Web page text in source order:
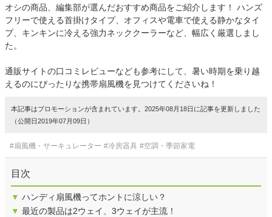
オシの商品、編集部が選んだおすすめ商品をご紹介します！ ハンズ
フリーで使える首掛けタイプ、オフィスや電車で使える静かなタイ
プ、キンキンに冷える強力ネッククーラーなど、幅広く厳選しまし
た。
通販サイトの口コミレビューなども参考にして、暑い時期を乗り越
えるのにぴったりな携帯扇風機を見つけてくださいね！
本記事はプロモーションが含まれています。2025年08月18日に記事を更新しました
（公開日2019年07月09日）
#扇風機・サーキュレーター #冷房器具 #空調・季節家電
目次
▼ ハンディ扇風機ってホントに涼しい？
▼ 最近の製品は2ウェイ、3ウェイが主流！